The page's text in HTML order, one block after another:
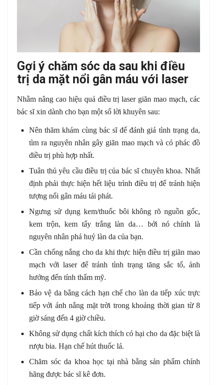
Gợi ý chăm sóc da sau khi điều
trị da mặt nổi gân máu với laser
Nhằm nâng cao hiệu quả điều trị laser giãn mao mạch, các
bác sĩ xin dành cho bạn một số lời khuyên sau:
Nên thăm khám cùng bác sĩ để đánh giá tình trạng da,
tìm ra nguyên nhân gây giãn mao mạch và có phác đồ
điều trị phù hợp nhất.
Tuân thủ yêu cầu điều trị của bác sĩ chuyên khoa. Nhất
định phải thực hiện hết liệu trình điều trị để tránh hiện
tượng nổi gân máu tái phát.
Ngưng sử dụng kem/thuốc bôi không rõ nguồn gốc,
kem trộn, kem tẩy trắng làn da… bởi nó chính là
nguyên nhân phá huỷ làn da của bạn.
Cần chống nắng cho da khi thực hiện điều trị giãn mao
mạch với laser để tránh tình trạng tăng sắc tố, ảnh
hưởng đến tính thẩm mỹ.
Bảo vệ da bằng cách hạn chế cho làn da tiếp xúc trực
tiếp với ánh nắng mặt trời trong khoảng thời gian từ 8
giờ sáng đến 4 giờ chiều.
Không sử dụng chất kích thích có hại cho da đặc biệt là
rượu bia. Hạn chế hút thuốc lá.
Chăm sóc da khoa học tại nhà bằng sản phẩm chính
hãng được bác sĩ kê đơn.